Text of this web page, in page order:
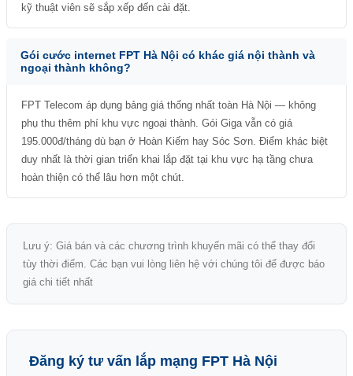
kỹ thuật viên sẽ sắp xếp đến cài đặt.
Gói cước internet FPT Hà Nội có khác giá nội thành và
ngoại thành không?
FPT Telecom áp dụng bảng giá thống nhất toàn Hà Nội — không
phụ thu thêm phí khu vực ngoại thành. Gói Giga vẫn có giá
195.000đ/tháng dù bạn ở Hoàn Kiếm hay Sóc Sơn. Điểm khác biệt
duy nhất là thời gian triển khai lắp đặt tại khu vực hạ tầng chưa
hoàn thiện có thể lâu hơn một chút.
Lưu ý: Giá bán và các chương trình khuyến mãi có thể thay đổi
tùy thời điểm. Các bạn vui lòng liên hệ với chúng tôi để được báo
giá chi tiết nhất
Đăng ký tư vấn lắp mạng FPT Hà Nội